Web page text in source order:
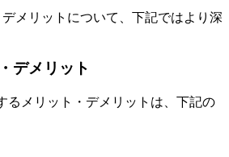
メリットについて、下記ではより深
デメリット
るメリット・デメリットは、下記の